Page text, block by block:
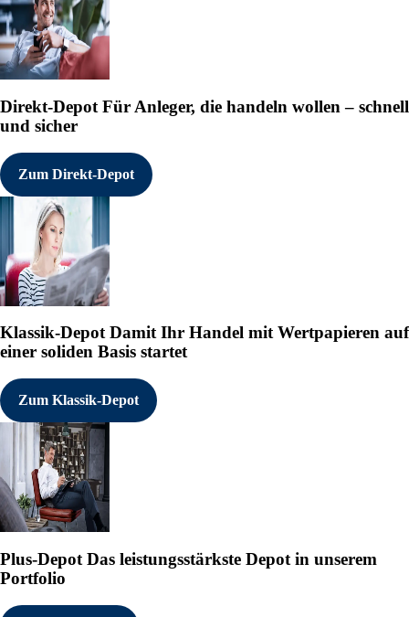
Direkt-Depot Für Anleger, die handeln wollen – schnell
und sicher
Zum Direkt-Depot
Klassik-DepotDamit Ihr Handel mit Wertpapieren auf
einer soliden Basis startet
Zum Klassik-Depot
Plus-Depot Das leistungsstärkste Depot in unserem
Portfolio